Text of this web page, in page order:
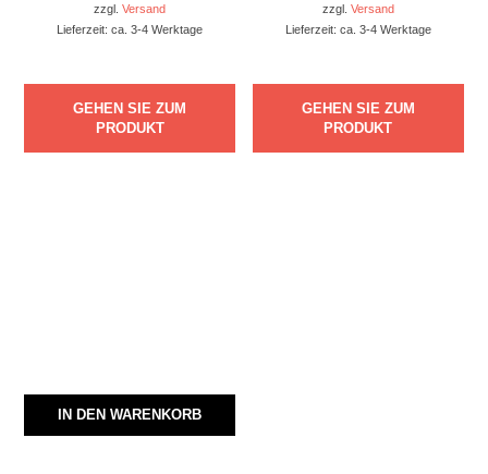
zzgl.Versand
Lieferzeit: ca. 3-4 Werktage
GEHEN SIE ZUM
PRODUKT
zzgl. Versand
Lieferzeit: ca. 3-4 Werktage
GEHEN SIE ZUM
PRODUKT
IN DEN WARENKORB